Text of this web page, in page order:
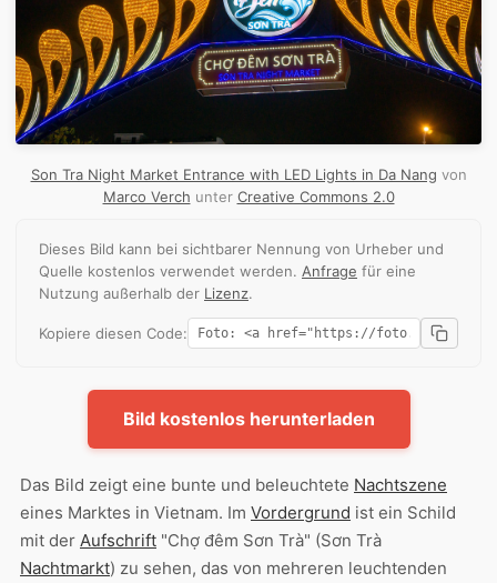
Son Tra Night Market Entrance with LED Lights in Da Nang von
Marco Verch unter Creative Commons 2.0
Dieses Bild kann bei sichtbarer Nennung von Urheber und
Quelle kostenlos verwendet werden. Anfrage für eine
Nutzung außerhalb der Lizenz.
Kopiere diesen Code:
Bild kostenlos herunterladen
Das Bild zeigt eine bunte und beleuchtete Nachtszene
eines Marktes in Vietnam. Im Vordergrund ist ein Schild
mit der Aufschrift "Chợ đêm Sơn Trà" (Sơn Trà
Nachtmarkt) zu sehen, das von mehreren leuchtenden